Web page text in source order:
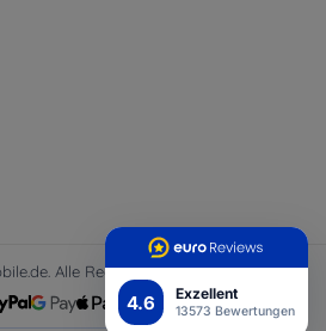
4.6 Exzellent
13573 Bewertungen
Alle Rechte vorbehalten.